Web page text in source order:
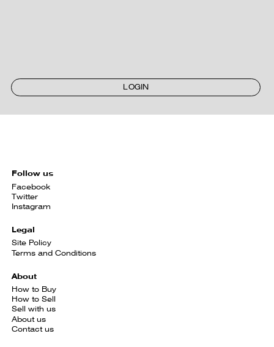
LOGIN
Follow us
Facebook
Twitter
Instagram
Legal
Site Policy
Terms and Conditions
About
How to Buy
How to Sell
Sell with us
About us
Contact us